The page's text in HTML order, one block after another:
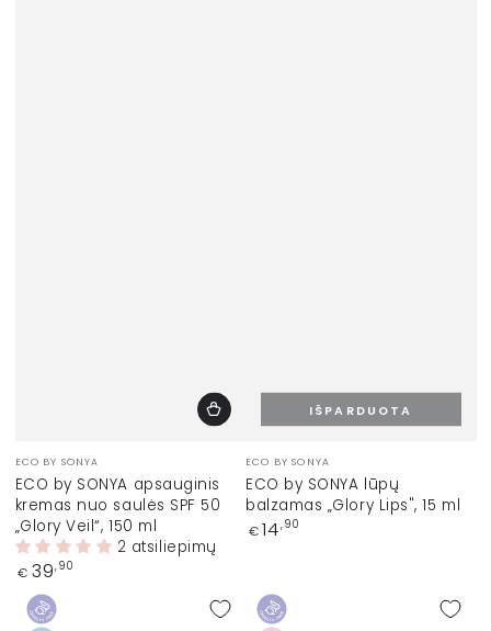
Prekinis
ženklas:
ECO BY SONYA
ECO by SONYA apsauginis
kremas nuo saulės SPF 50
„Glory Veil“, 150 ml
2 atsiliepimų
Įprasta
€ 39,90
Prekinis
ženklas:
ECO BY SONYA
ECO by SONYA lūpų
balzamas „Glory Lips", 15 ml
Įprasta
€ 14,90
IŠPARDUOTA